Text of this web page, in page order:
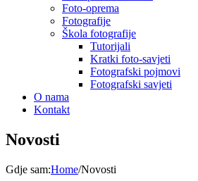
Foto-oprema
Fotografije
Škola fotografije
Tutorijali
Kratki foto-savjeti
Fotografski pojmovi
Fotografski savjeti
O nama
Kontakt
Novosti
Gdje sam:Home/Novosti